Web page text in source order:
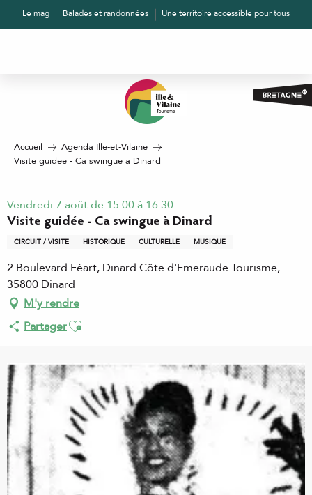
AllerLe mag Balades et randonnées Une territoire accessible pour tous
Accueil
Agenda Ille-et-Vilaine
Visite guidée - Ca swingue à Dinard
Vendredi 7 août de 15:00 à 16:30
Visite guidée - Ca swingue à Dinard
CIRCUIT / VISITE HISTORIQUE CULTURELLE MUSIQUE
2 Boulevard Féart, Dinard Côte d'Emeraude Tourisme,
35800 Dinard
M'y rendre
PartagerAjouter aux favoris